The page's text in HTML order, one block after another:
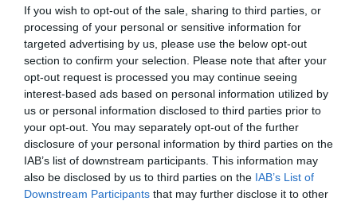
If you wish to opt-out of the sale, sharing to third parties, or
processing of your personal or sensitive information for
targeted advertising by us, please use the below opt-out
section to confirm your selection. Please note that after your
opt-out request is processed you may continue seeing
interest-based ads based on personal information utilized by
us or personal information disclosed to third parties prior to
your opt-out. You may separately opt-out of the further
disclosure of your personal information by third parties on the
IAB’s list of downstream participants. This information may
also be disclosed by us to third parties on the IAB’s List of
Downstream Participants that may further disclose it to other
ειρωνικό του ύφος πώς είναι να έχει
τέτοια ποσότητα βιβλίων σε άμεση
πρόσβαση:«Έχω πολλές εμπειρίες που
είναι, νομίζω, κοινές σε όλους όσοι κατέχουν
πάρα πολλά βιβλία (έχω τώρα περίπου
σαράντα χιλιάδες τίτλους, μεταξύ του
Μιλάνου και των άλλων σπιτιών μου) και σε
όλους όσοι θεωρούν μια βιβλιοθήκη όχι μόνο
ένα μέρος όπου αποθηκεύουμε βιβλία που